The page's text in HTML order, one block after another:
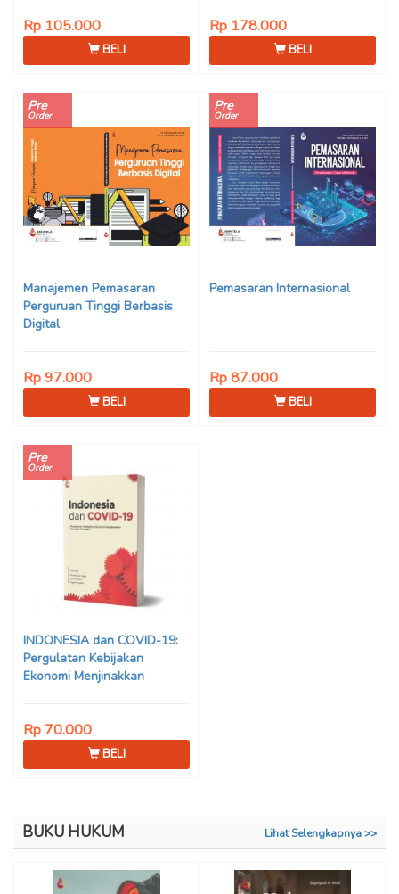
Rp 105.000
BELI
Rp 178.000
BELI
Pre
Order
Manajemen Pemasaran
Perguruan Tinggi Berbasis
Digital
Rp 97.000
BELI
Pre
Order
Pemasaran Internasional
Rp 87.000
BELI
Pre
Order
INDONESIA dan COVID-19:
Pergulatan Kebijakan
Ekonomi Menjinakkan
Rp 70.000
BELI
BUKU HUKUM Lihat Selengkapnya >>